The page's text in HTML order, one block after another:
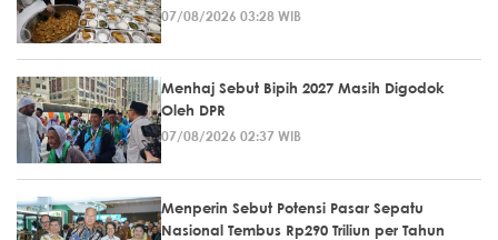
07/08/2026 03:28 WIB
Menhaj Sebut Bipih 2027 Masih Digodok
Oleh DPR
07/08/2026 02:37 WIB
Menperin Sebut Potensi Pasar Sepatu
Nasional Tembus Rp290 Triliun per Tahun